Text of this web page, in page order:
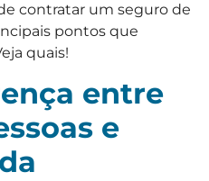
contratar um seguro de
pontos que
quais!
entre
e